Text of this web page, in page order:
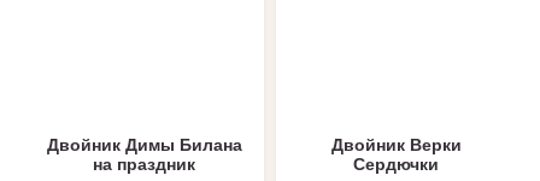
Двойник Димы Билана
на праздник
Двойник Верки
Сердючки